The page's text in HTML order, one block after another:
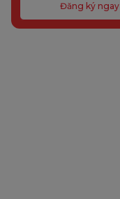
Đăng ký ngay